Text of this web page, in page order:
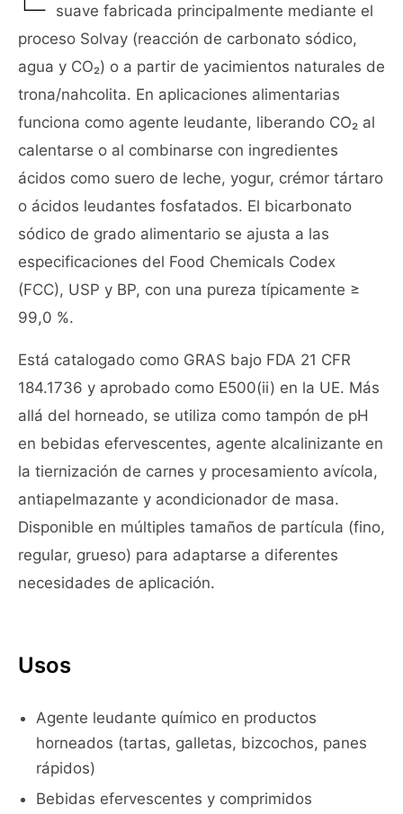
suave fabricada principalmente mediante el
proceso Solvay (reacción de carbonato sódico,
agua y CO₂) o a partir de yacimientos naturales de
trona/nahcolita. En aplicaciones alimentarias
funciona como agente leudante, liberando CO₂ al
calentarse o al combinarse con ingredientes
ácidos como suero de leche, yogur, crémor tártaro
o ácidos leudantes fosfatados. El bicarbonato
sódico de grado alimentario se ajusta a las
especificaciones del Food Chemicals Codex
(FCC), USP y BP, con una pureza típicamente ≥
99,0 %.
Está catalogado como GRAS bajo FDA 21 CFR
184.1736 y aprobado como E500(ii) en la UE. Más
allá del horneado, se utiliza como tampón de pH
en bebidas efervescentes, agente alcalinizante en
la tiernización de carnes y procesamiento avícola,
antiapelmazante y acondicionador de masa.
Disponible en múltiples tamaños de partícula (fino,
regular, grueso) para adaptarse a diferentes
necesidades de aplicación.
Usos
Agente leudante químico en productos
horneados (tartas, galletas, bizcochos, panes
rápidos)
Bebidas efervescentes y comprimidos